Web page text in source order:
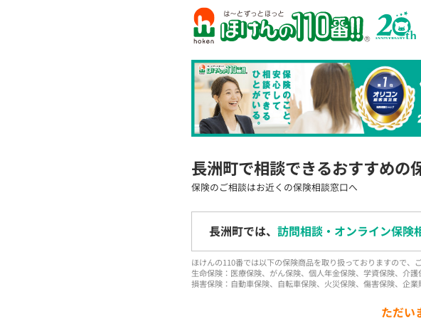
長洲町で相談できるおすすめの
保険のご相談はお近くの保険相談窓口へ
長洲町では、 訪問相談・オンライン保険
ほけんの110番では以下の保険商品を取り扱っておりますので、
生命保険：医療保険、がん保険、個人年金保険、学資保険、介
損害保険：自動車保険、自転車保険、火災保険、傷害保険、企
ただい